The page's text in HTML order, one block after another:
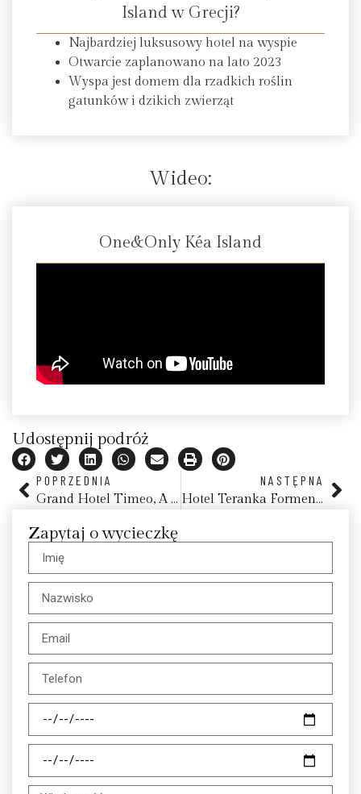
Island w Grecji?
Najbardziej luksusowy hotel na wyspie
Otwarcie zaplanowano na lato 2023
Wyspa jest domem dla rzadkich roślin
gatunków i dzikich zwierząt
Wideo:
One&Only Kéa Island
Udostępnij podróż
POPRZEDNIA
Grand Hotel Timeo, A Belmond Hotel, Taormina
NASTĘPNA
Hotel Teranka Formentera
Zapytaj o wycieczkę